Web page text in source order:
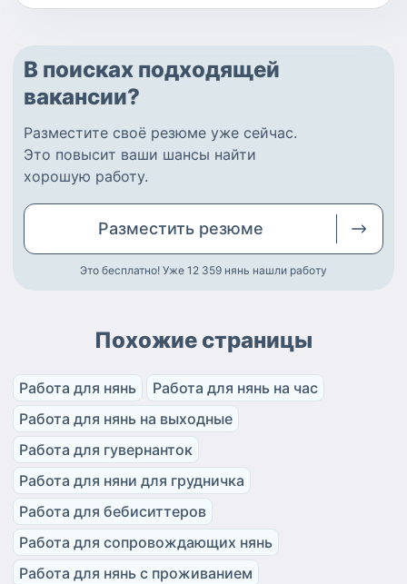
В поисках подходящей
вакансии?
Разместите своё резюме уже сейчас.
Это повысит ваши шансы найти
хорошую работу.
Разместить резюме
Это бесплатно! Уже 12 359 нянь нашли работу
Похожие страницы
Работа для нянь
Работа для нянь на час
Работа для нянь на выходные
Работа для гувернанток
Работа для няни для грудничка
Работа для бебиситтеров
Работа для сопровождающих нянь
Работа для нянь с проживанием